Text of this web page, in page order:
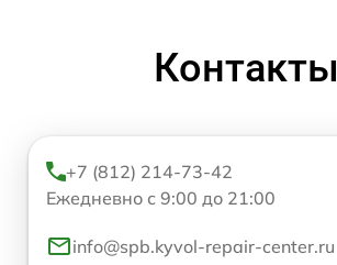
Контакты
+7 (812) 214-73-42
Ежедневно с 9:00 до 21:00
info@spb.kyvol-repair-center.ru